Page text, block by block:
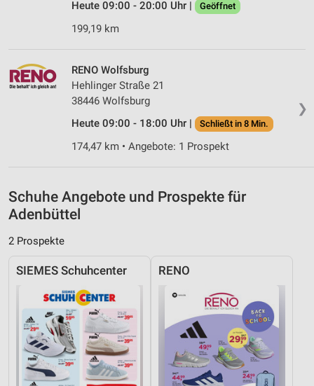
Heute 09:00 - 20:00 Uhr | Geöffnet
199,19 km
❯
RENO Wolfsburg
Hehlinger Straße 21
38446 Wolfsburg
Heute 09:00 - 18:00 Uhr |
Schließt in 8 Min.
174,47 km • Angebote: 1 Prospekt
Schuhe Angebote und Prospekte für
Adenbüttel
2 Prospekte
SIEMES Schuhcenter RENO
Nicht-IAB-Verarbeitungszwecke:
Performance